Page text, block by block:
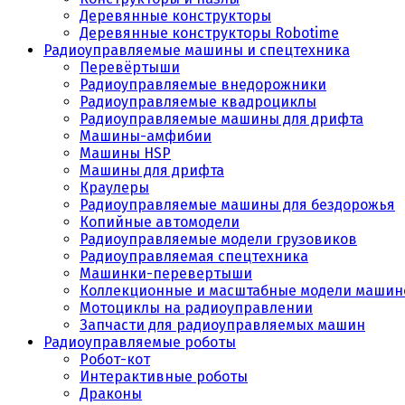
Деревянные конструкторы
Деревянные конструкторы Robotime
Радиоуправляемые машины и спецтехника
Перевёртыши
Радиоуправляемые внедорожники
Радиоуправляемые квадроциклы
Радиоуправляемые машины для дрифта
Машины-амфибии
Машины HSP
Машины для дрифта
Краулеры
Радиоуправляемые машины для бездорожья
Копийные автомодели
Радиоуправляемые модели грузовиков
Радиоуправляемая спецтехника
Машинки-перевертыши
Коллекционные и масштабные модели
Мотоциклы на радиоуправлении
Запчасти для радиоуправляемых машин
Радиоуправляемые роботы
Робот-кот
Интерактивные роботы
Драконы